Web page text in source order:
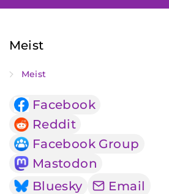
Meist
Meist
Facebook
Reddit
Facebook Group
Mastodon
Bluesky
Email